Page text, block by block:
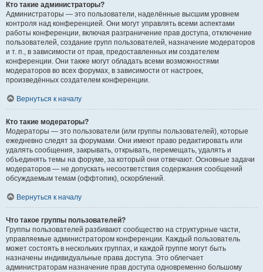
Кто такие администраторы?
Администраторы — это пользователи, наделённые высшим уровнем
контроля над конференцией. Они могут управлять всеми аспектами
работы конференции, включая разграничение прав доступа, отключение
пользователей, создание групп пользователей, назначение модераторов
и т. п., в зависимости от прав, предоставленных им создателем
конференции. Они также могут обладать всеми возможностями
модераторов во всех форумах, в зависимости от настроек,
произведённых создателем конференции.
Вернуться к началу
Кто такие модераторы?
Модераторы — это пользователи (или группы пользователей), которые
ежедневно следят за форумами. Они имеют право редактировать или
удалять сообщения, закрывать, открывать, перемещать, удалять и
объединять темы на форуме, за который они отвечают. Основные задачи
модераторов — не допускать несоответствия содержания сообщений
обсуждаемым темам (оффтопик), оскорблений.
Вернуться к началу
Что такое группы пользователей?
Группы пользователей разбивают сообщество на структурные части,
управляемые администратором конференции. Каждый пользователь
может состоять в нескольких группах, и каждой группе могут быть
назначены индивидуальные права доступа. Это облегчает
администраторам назначение прав доступа одновременно большому